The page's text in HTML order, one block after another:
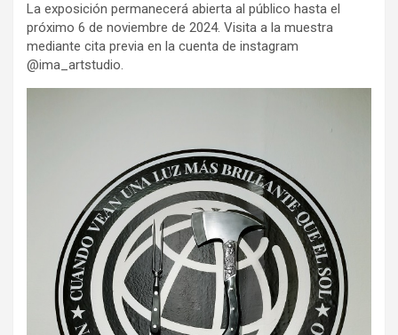
La exposición permanecerá abierta al público hasta el
próximo 6 de noviembre de 2024. Visita a la muestra
mediante cita previa en la cuenta de instagram
@ima_artstudio.